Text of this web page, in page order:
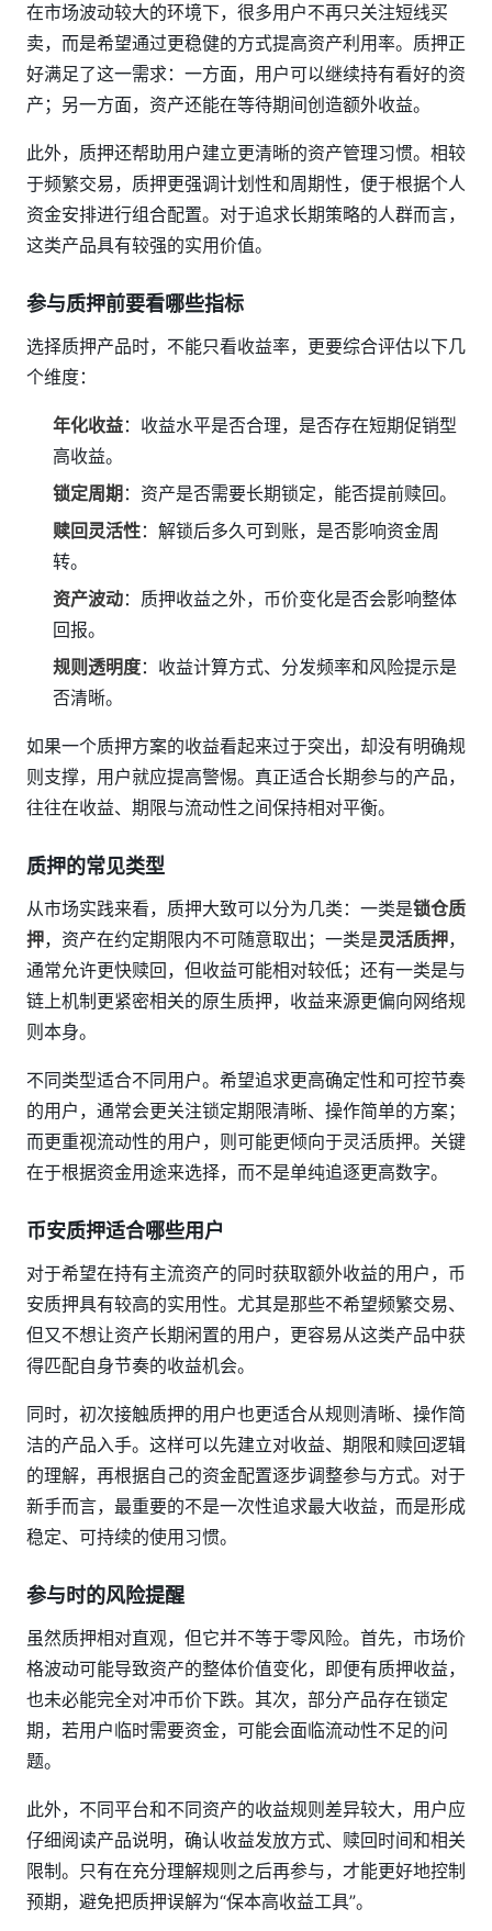
在市场波动较大的环境下，很多用户不再只关注短线买
卖，而是希望通过更稳健的方式提高资产利用率。质押正
好满足了这一需求：一方面，用户可以继续持有看好的资
产；另一方面，资产还能在等待期间创造额外收益。
此外，质押还帮助用户建立更清晰的资产管理习惯。相较
于频繁交易，质押更强调计划性和周期性，便于根据个人
资金安排进行组合配置。对于追求长期策略的人群而言，
这类产品具有较强的实用价值。
参与质押前要看哪些指标
选择质押产品时，不能只看收益率，更要综合评估以下几
个维度：
年化收益：收益水平是否合理，是否存在短期促销型
高收益。
锁定周期 ：资产是否需要长期锁定，能否提前赎回。
赎回灵活性：解锁后多久可到账，是否影响资金周
转。
资产波动：质押收益之外，币价变化是否会影响整体
回报。
规则透明度：收益计算方式、分发频率和风险提示是
否清晰。
如果一个质押方案的收益看起来过于突出，却没有明确规
则支撑，用户就应提高警惕。真正适合长期参与的产品，
往往在收益、期限与流动性之间保持相对平衡。
质押的常见类型
从市场实践来看，质押大致可以分为几类：一类是锁仓质
押，资产在约定期限内不可随意取出；一类是灵活质押，
通常允许更快赎回，但收益可能相对较低；还有一类是与
链上机制更紧密相关的原生质押，收益来源更偏向网络规
则本身。
不同类型适合不同用户。希望追求更高确定性和可控节奏
的用户，通常会更关注锁定期限清晰、操作简单的方案；
而更重视流动性的用户，则可能更倾向于灵活质押。关键
在于根据资金用途来选择，而不是单纯追逐更高数字。
币安质押适合哪些用户
对于希望在持有主流资产的同时获取额外收益的用户，币
安质押具有较高的实用性。尤其是那些不希望频繁交易、
但又不想让资产长期闲置的用户，更容易从这类产品中获
得匹配自身节奏的收益机会。
同时，初次接触质押的用户也更适合从规则清晰、操作简
洁的产品入手。这样可以先建立对收益、期限和赎回逻辑
的理解，再根据自己的资金配置逐步调整参与方式。对于
新手而言，最重要的不是一次性追求最大收益，而是形成
稳定、可持续的使用习惯。
参与时的风险提醒
虽然质押相对直观，但它并不等于零风险。首先，市场价
格波动可能导致资产的整体价值变化，即便有质押收益，
也未必能完全对冲币价下跌。其次，部分产品存在锁定
期，若用户临时需要资金，可能会面临流动性不足的问
题。
此外，不同平台和不同资产的收益规则差异较大，用户应
仔细阅读产品说明，确认收益发放方式、赎回时间和相关
限制。只有在充分理解规则之后再参与，才能更好地控制
预期，避免把质押误解为“保本高收益工具”。